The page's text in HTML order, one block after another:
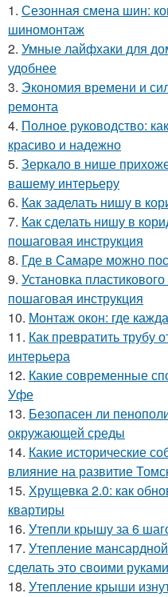
1. Сезонная смена шин:
шиномонтаж
2. Умные лайфхаки для
удобнее
3. Экономия времени и
ремонта
4. Полное руководство:
красиво и надежно
5. Зеркало в нише
вашему интерьеру
6. Как заделать нишу в
7. Как сделать нишу в
пошаговая инструкция
8. Где в Самаре можно
9. Установка
пошаговая инструкция
10. Монтаж окон: где
11. Как превратить трубу
интерьера
12. Какие современные
Уфе
13. Безопасен ли
окружающей среды
14. Какие исторические
влияние на развитие
15. Хрущевка 2.0: как
квартиры
16. Утепли крышу за 6
17. Утепление
сделать это своими руками
18. Утепление крыши